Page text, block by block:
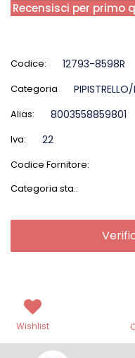
Recensisci per primo
Codice: 12793-8598R
Categoria
Alias: 8003558859801
Iva: 22
Codice Fornitore:
Categoria sta.:
Wishlist